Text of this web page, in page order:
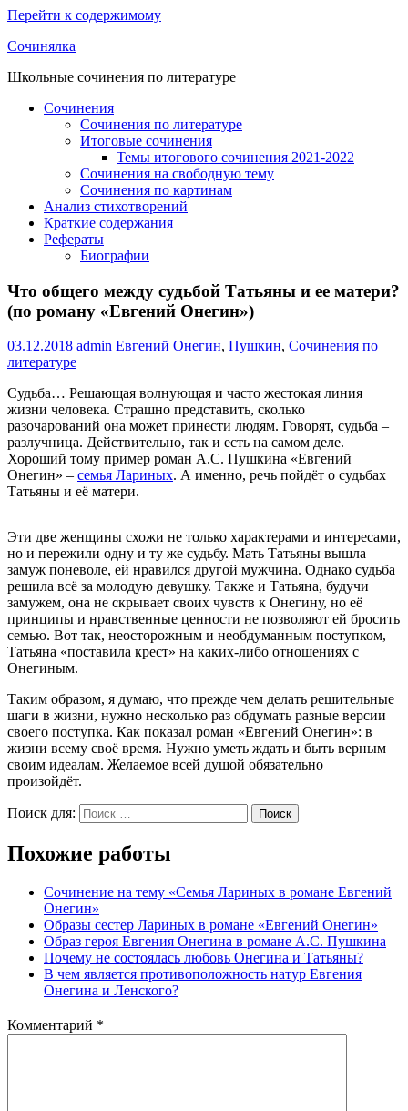
Перейти к содержимому
Сочинялка
Школьные сочинения по литературе
Сочинения
Сочинения по литературе
Итоговые сочинения
Темы итогового сочинения 2021-2022
Сочинения на свободную тему
Сочинения по картинам
Анализ стихотворений
Краткие содержания
Рефераты
Биографии
Что общего между судьбой Татьяны и ее матери?
(по роману «Евгений Онегин»)
03.12.2018 admin Евгений Онегин, Пушкин, Сочинения по
литературе
Судьба… Решающая волнующая и часто жестокая линия
жизни человека. Страшно представить, сколько
разочарований она может принести людям. Говорят, судьба –
разлучница. Действительно, так и есть на самом деле.
Хороший тому пример роман А.С. Пушкина «Евгений
Онегин» – семья Лариных. А именно, речь пойдёт о судьбах
Татьяны и её матери.
Эти две женщины схожи не только характерами и интересами,
но и пережили одну и ту же судьбу. Мать Татьяны вышла
замуж поневоле, ей нравился другой мужчина. Однако судьба
решила всё за молодую девушку. Также и Татьяна, будучи
замужем, она не скрывает своих чувств к Онегину, но её
принципы и нравственные ценности не позволяют ей бросить
семью. Вот так, неосторожным и необдуманным поступком,
Татьяна «поставила крест» на каких-либо отношениях с
Онегиным.
Таким образом, я думаю, что прежде чем делать решительные
шаги в жизни, нужно несколько раз обдумать разные версии
своего поступка. Как показал роман «Евгений Онегин»: в
жизни всему своё время. Нужно уметь ждать и быть верным
своим идеалам. Желаемое всей душой обязательно
произойдёт.
Поиск для: Поиск
Похожие работы
Сочинение на тему «Семья Лариных в романе Евгений
Онегин»
Образы сестер Лариных в романе «Евгений Онегин»
Образ героя Евгения Онегина в романе А.С. Пушкина
Почему не состоялась любовь Онегина и Татьяны?
В чем является противоположность натур Евгения
Онегина и Ленского?
Комментарий *